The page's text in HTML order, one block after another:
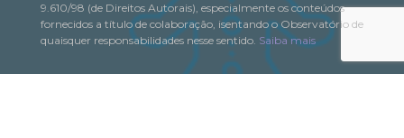
9.610/98 (de Direitos Autorais), especialmente os conteúdos
fornecidos a título de colaboração, isentando o Observatório de
quaisquer responsabilidades nesse sentido. Saiba mais